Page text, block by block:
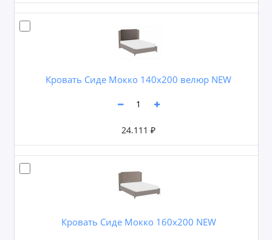
Кровать Сиде Мокко 140х200 велюр NEW
24.111 ₽
Кровать Сиде Мокко 160х200 NEW